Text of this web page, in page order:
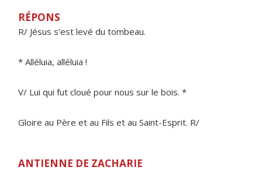
RÉPONS
R/ Jésus s’est levé du tombeau.
* Alléluia, alléluia !
V/ Lui qui fut cloué pour nous sur le bois. *
Gloire au Père et au Fils et au Saint-Esprit. R/
ANTIENNE DE ZACHARIE